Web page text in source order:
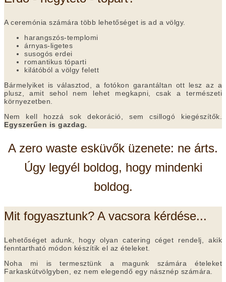
A ceremónia számára több lehetőséget is ad a völgy.
harangszós-templomi
árnyas-ligetes
susogós erdei
romantikus tóparti
kilátóból a völgy felett
Bármelyiket is választod, a fotókon garantáltan ott lesz az a
plusz, amit sehol nem lehet megkapni, csak a természeti
környezetben.
Nem kell hozzá sok dekoráció, sem csillogó kiegészítők.
Egyszerűen is gazdag.
A zero waste esküvők üzenete: ne árts.
Úgy legyél boldog, hogy mindenki
boldog.
Mit fogyasztunk? A vacsora kérdése...
Lehetőséget adunk, hogy olyan catering céget rendelj, akik
fenntartható módon készítik el az ételeket.
Noha mi is termesztünk a magunk számára ételeket
Farkaskútvölgyben, ez nem elegendő egy násznép számára.